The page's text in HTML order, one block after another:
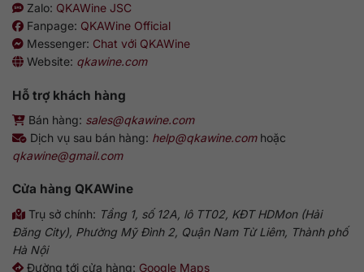
Zalo: QKAWine JSC
Fanpage: QKAWine Official
Messenger: Chat với QKAWine
Website: qkawine.com
Hỗ trợ khách hàng
Bán hàng: sales@qkawine.com
Dịch vụ sau bán hàng: help@qkawine.comhoặc
qkawine@gmail.com
Cửa hàng QKAWine
Trụ sở chính: Tầng 1, số 12A, lô TT02, KĐT HDMon (Hải
Đăng City), Phường Mỹ Đình 2, Quận Nam Từ Liêm, Thành phố
Hà Nội
Đường tới cửa hàng: Google Maps